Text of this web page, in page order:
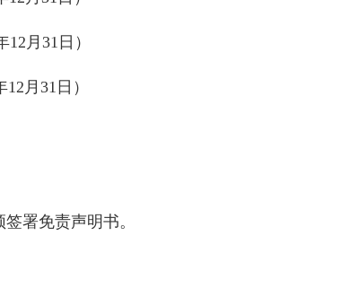
月31日）
月31日）
署免责声明书。